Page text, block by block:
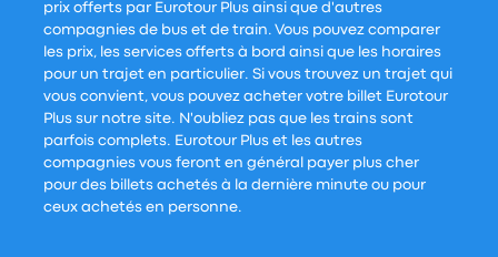
prix offerts par Eurotour Plus ainsi que d'autres
compagnies de bus et de train. Vous pouvez comparer
les prix, les services offerts à bord ainsi que les horaires
pour un trajet en particulier. Si vous trouvez un trajet qui
vous convient, vous pouvez acheter votre billet Eurotour
Plus sur notre site. N'oubliez pas que les trains sont
parfois complets. Eurotour Plus et les autres
compagnies vous feront en général payer plus cher
pour des billets achetés à la dernière minute ou pour
ceux achetés en personne.